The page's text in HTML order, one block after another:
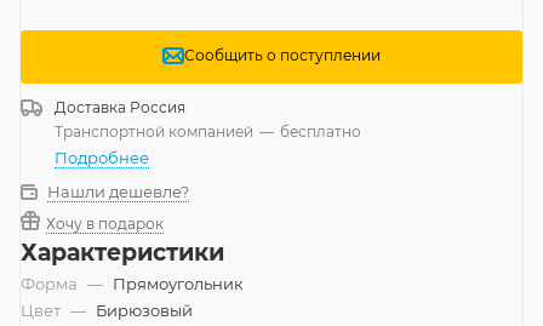
Сообщить о поступлении
Доставка Россия
Транспортной компанией — бесплатно
Подробнее
Нашли дешевле?
Хочу в подарок
Характеристики
Форма — Прямоугольник
Цвет — Бирюзовый